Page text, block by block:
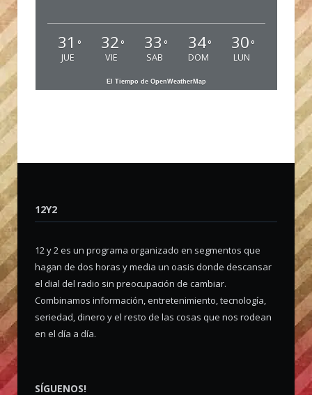
31 °
JUE
32 °
VIE
33 °
SAB
34°
DOM
30 °
LUN
El Tiempo de OpenWeatherMap
12Y2
12 y 2 es un programa organizado en segmentos que
hagan de dos horas y media un oasis donde descansar
el dial del radio sin preocupación de cambiar.
Combinamos información, entretenimiento, tecnología,
seriedad, dinero y el resto de las cosas que nos rodean
en el día a día.
SÍGUENOS!